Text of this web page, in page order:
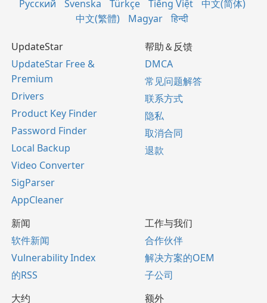
Русский Svenska Türkçe Tiếng Việt
中文(简体)
中文(繁體)
Magyar हिन्दी
UpdateStar
UpdateStar Free &
Premium
Drivers
Product Key Finder
Password Finder
Local Backup
Video Converter
SigParser
AppCleaner
帮助＆反馈
DMCA
常见问题解答
联系方式
隐私
取消合同
退款
新闻
软件新闻
Vulnerability Index
的RSS
工作与我们
合作伙伴
解决方案的OEM
子公司
大约
额外